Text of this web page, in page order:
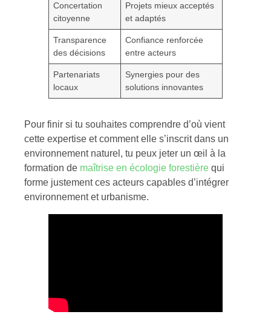
Concertation
citoyenne
Projets mieux acceptés
et adaptés
Transparence
des décisions
Confiance renforcée
entre acteurs
Partenariats
locaux
Synergies pour des
solutions innovantes
Pour finir si tu souhaites comprendre d’où vient
cette expertise et comment elle s’inscrit dans un
environnement naturel, tu peux jeter un œil à la
formation de maîtrise en écologie forestière qui
forme justement ces acteurs capables d’intégrer
environnement et urbanisme.